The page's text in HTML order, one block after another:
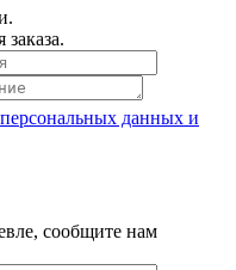
персональных данных и
сообщите нам